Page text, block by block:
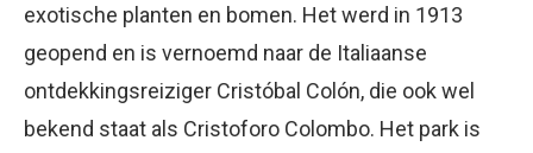
exotische planten en bomen. Het werd in 1913
geopend en is vernoemd naar de Italiaanse
ontdekkingsreiziger Cristóbal Colón, die ook wel
bekend staat als Cristoforo Colombo. Het park is